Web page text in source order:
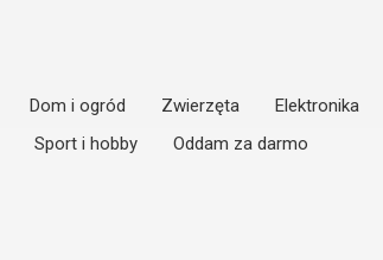
Dom i ogród Zwierzęta
Elektronika
Sport i hobby
Oddam za darmo